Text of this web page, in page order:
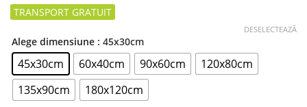
Alege dimensiune : 45x30cm
45x30cm 60x40cm 90x60cm
120x80cm
135x90cm
180x120cm
DESELECTEAZĂ